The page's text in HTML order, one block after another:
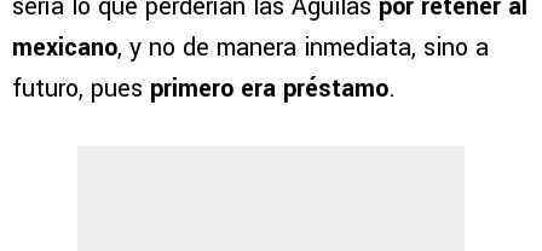
mexicano, y no de manera inmediata, sino a
futuro, pues primero era préstamo.